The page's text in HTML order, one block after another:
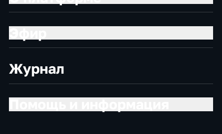
Журнал